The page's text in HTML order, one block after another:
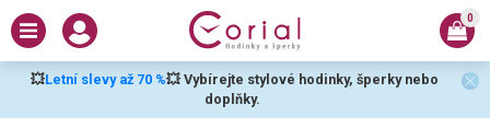
💥Letní slevy až 70 %💥 Vybírejte stylové hodinky, šperky nebo
doplňky.
0